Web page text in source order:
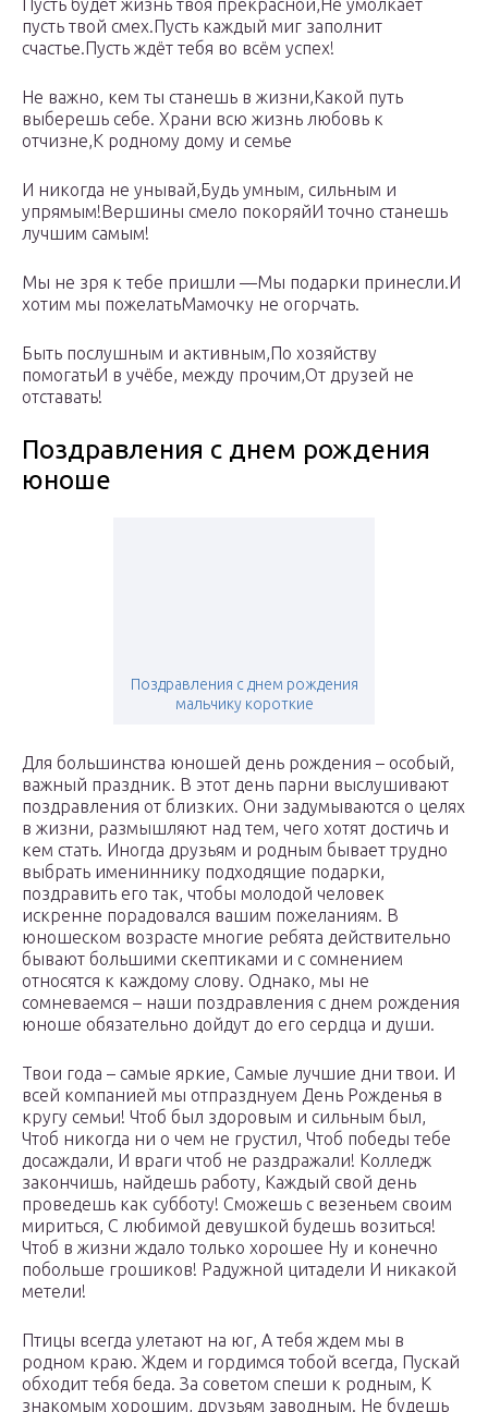
Пусть будет жизнь твоя прекрасной,Не умолкает
пусть твой смех.Пусть каждый миг заполнит
счастье.Пусть ждёт тебя во всём успех!
Не важно, кем ты станешь в жизни,Какой путь
выберешь себе. Храни всю жизнь любовь к
отчизне,К родному дому и семье
И никогда не унывай,Будь умным, сильным и
упрямым!Вершины смело покоряйИ точно станешь
лучшим самым!
Мы не зря к тебе пришли —Мы подарки принесли.И
хотим мы пожелатьМамочку не огорчать.
Быть послушным и активным,По хозяйству
помогатьИ в учёбе, между прочим,От друзей не
отставать!
Поздравления с днем рождения
юноше
Поздравления с днем рождения
мальчику короткие
Для большинства юношей день рождения – особый,
важный праздник. В этот день парни выслушивают
поздравления от близких. Они задумываются о целях
в жизни, размышляют над тем, чего хотят достичь и
кем стать. Иногда друзьям и родным бывает трудно
выбрать имениннику подходящие подарки,
поздравить его так, чтобы молодой человек
искренне порадовался вашим пожеланиям. В
юношеском возрасте многие ребята действительно
бывают большими скептиками и с сомнением
относятся к каждому слову. Однако, мы не
сомневаемся – наши поздравления с днем рождения
юноше обязательно дойдут до его сердца и души.
Твои года – самые яркие, Самые лучшие дни твои. И
всей компанией мы отпразднуем День Рожденья в
кругу семьи! Чтоб был здоровым и сильным был,
Чтоб никогда ни о чем не грустил, Чтоб победы тебе
досаждали, И враги чтоб не раздражали! Колледж
закончишь, найдешь работу, Каждый свой день
проведешь как субботу! Сможешь с везеньем своим
мириться, С любимой девушкой будешь возиться!
Чтоб в жизни ждало только хорошее Ну и конечно
побольше грошиков! Радужной цитадели И никакой
метели!
Птицы всегда улетают на юг, А тебя ждем мы в
родном краю. Ждем и гордимся тобой всегда, Пускай
обходит тебя беда. За советом спеши к родным, К
знакомым хорошим, друзьям заводным. Не будешь